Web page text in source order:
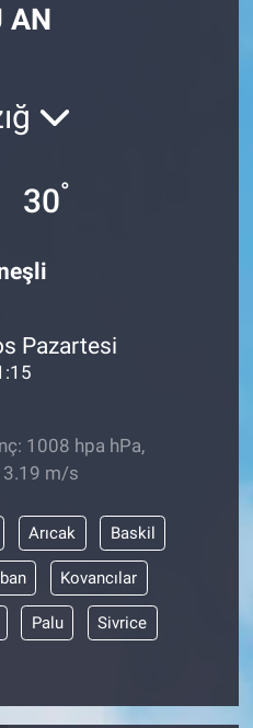
AN
30°
Pazartesi
1008 hpa hPa,
3.19 m/s
Arıcak Baskil
Kovancılar
Palu Sivrice